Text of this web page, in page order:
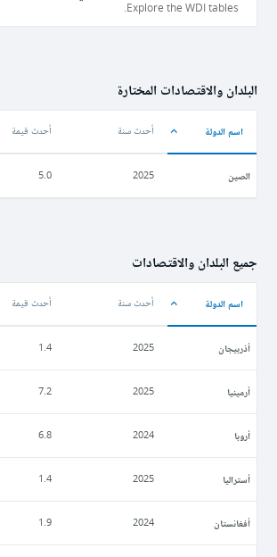
Explore the WDI tables.
البلدان والاقتصادات المختارة
اسم الدولة أحدث سنة أحدث قيمة
الصين 2025
5.0
جميع البلدان والاقتصادات
اسم الدولة أحدث سنة أحدث قيمة
أذربيجان 2025
1.4
أرمينيا 2025
7.2
أروبا 2024
6.8
أستراليا 2025
1.4
أفغانستان 2024
1.9